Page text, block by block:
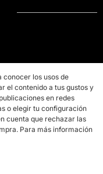
conocer los usos de
el contenido a tus gustos y
en redes
o elegir tu configuración
cuenta que rechazar las
Para más información